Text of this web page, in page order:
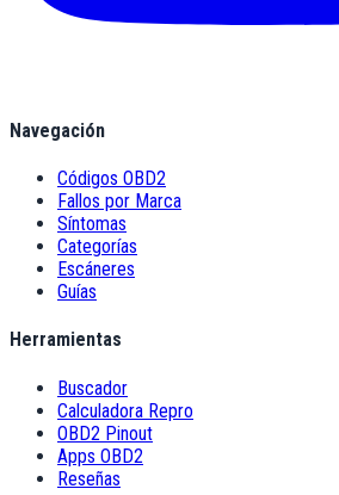
Navegación
Códigos OBD2
Fallos por Marca
Síntomas
Categorías
Escáneres
Guías
Herramientas
Buscador
Calculadora Repro
OBD2 Pinout
Apps OBD2
Reseñas